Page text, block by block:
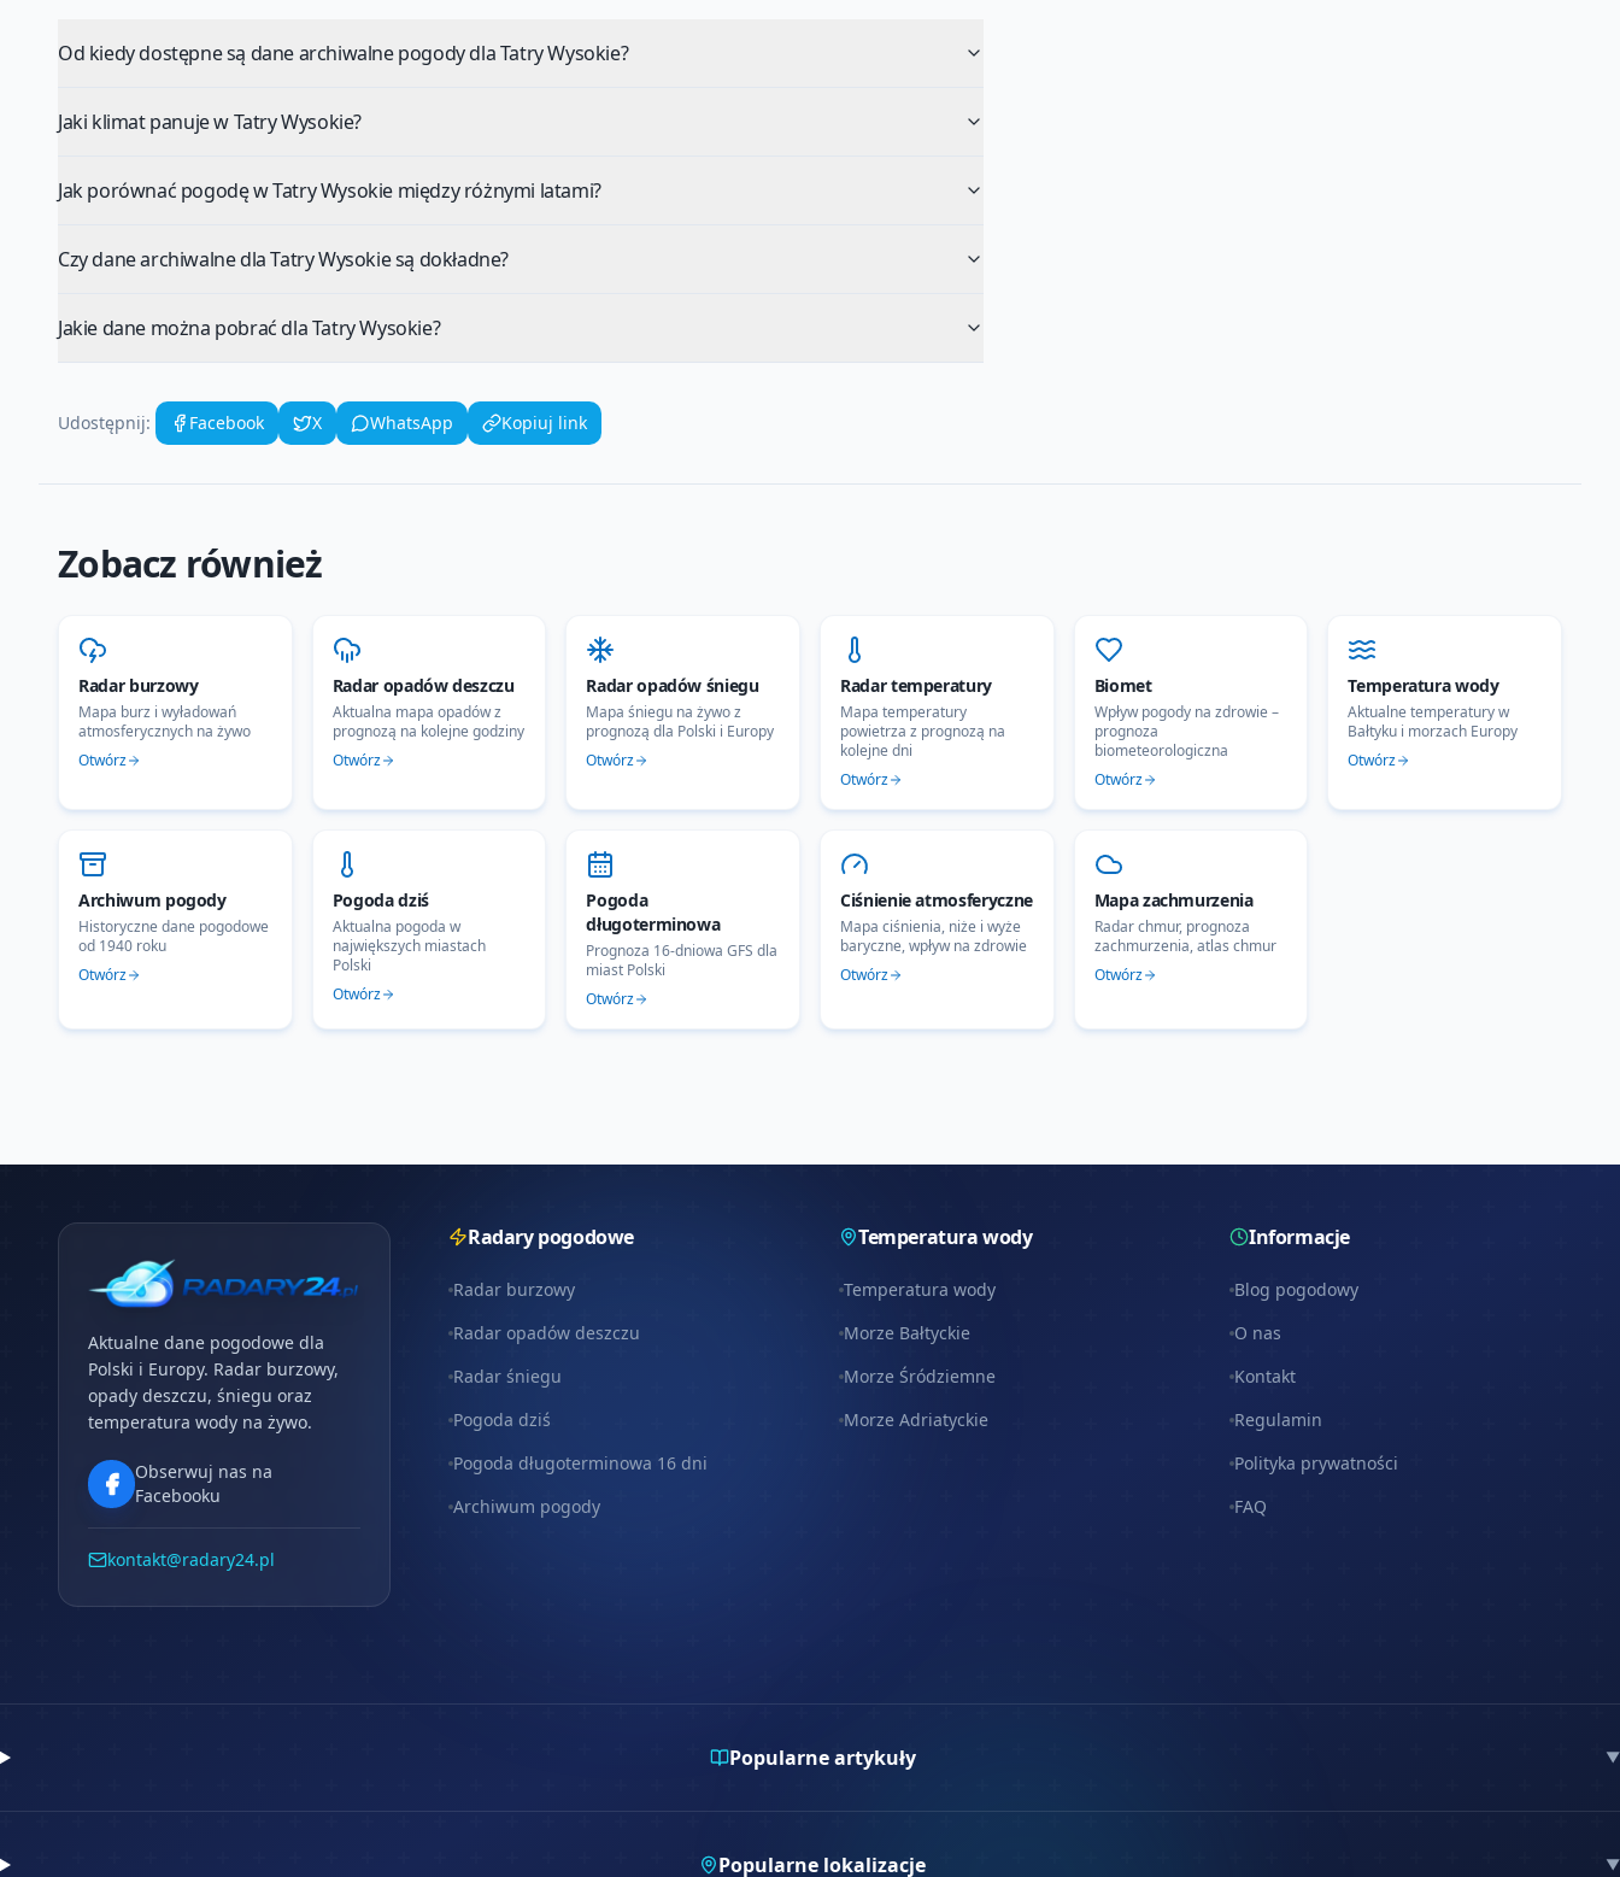
Od kiedy dostępne są dane archiwalne pogody dla Tatry Wysokie?
Jaki klimat panuje w Tatry Wysokie?
Jak porównać pogodę w Tatry Wysokie między różnymi latami?
Czy dane archiwalne dla Tatry Wysokie są dokładne?
Jakie dane można pobrać dla Tatry Wysokie?
Udostępnij: Facebook X WhatsApp Kopiuj link
Zobacz również
Radar burzowy
Mapa burz i wyładowań
atmosferycznych na żywo
Otwórz
Radar opadów deszczu
Aktualna mapa opadów z
prognozą na kolejne godziny
Otwórz
Radar opadów śniegu
Mapa śniegu na żywo z
prognozą dla Polski i Europy
Otwórz
Radar temperatury
Mapa temperatury
powietrza z prognozą na
kolejne dni
Otwórz
Biomet
Wpływ pogody na zdrowie –
prognoza
biometeorologiczna
Otwórz
Temperatura wody
Aktualne temperatury w
Bałtyku i morzach Europy
Otwórz
Archiwum pogody
Historyczne dane pogodowe
od 1940 roku
Otwórz
Pogoda dziś
Aktualna pogoda w
największych miastach
Polski
Otwórz
Pogoda
długoterminowa
Prognoza 16-dniowa GFS dla
miast Polski
Otwórz
Ciśnienie atmosferyczne
Mapa ciśnienia, niże i wyże
baryczne, wpływ na zdrowie
Otwórz
Mapa zachmurzenia
Radar chmur, prognoza
zachmurzenia, atlas chmur
Otwórz
Aktualne dane pogodowe dla
Polski i Europy. Radar burzowy,
opady deszczu, śniegu oraz
temperatura wody na żywo.
Obserwuj nas na
Facebooku
kontakt@radary24.pl
Radary pogodowe
Radar burzowy
Radar opadów deszczu
Radar śniegu
Pogoda dziś
Pogoda długoterminowa 16 dni
Archiwum pogody
Temperatura wody
Temperatura wody
Morze Bałtyckie
Morze Śródziemne
Morze Adriatyckie
Informacje
Blog pogodowy
O nas
Kontakt
Regulamin
Polityka prywatności
FAQ
Popularne artykuły ▼
Popularne lokalizacje ▼